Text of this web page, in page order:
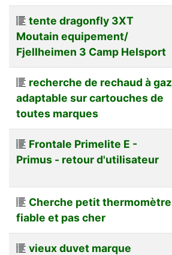
tente dragonfly 3XT
Moutain equipement/
Fjellheimen 3 Camp Helsport
recherche de rechaud à gaz
adaptable sur cartouches de
toutes marques
Frontale Primelite E -
Primus - retour d'utilisateur
Cherche petit thermomètre
fiable et pas cher
vieux duvet marque